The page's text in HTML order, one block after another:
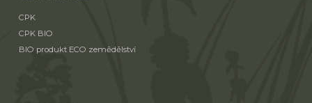
CPK
CPK BIO
BIO produkt ECO zemědělství